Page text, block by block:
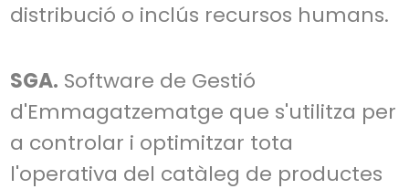
distribució o inclús recursos humans.
SGA. Software de Gestió
d'Emmagatzematge que s'utilitza per
a controlar i optimitzar tota
l'operativa del catàleg de productes